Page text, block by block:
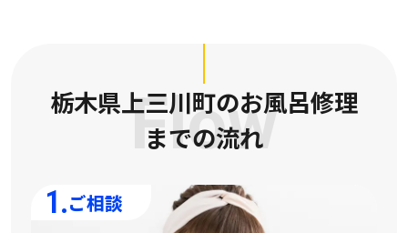
栃木県上三川町のお風呂修理
までの流れ
Flow
1.ご相談